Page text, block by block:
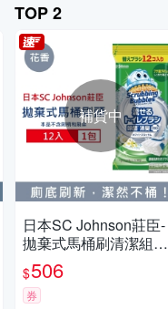
TOP 2
補貨中
日本SC Johnson莊臣-
拋棄式馬桶刷清潔組專
用替換刷頭補充包12入/
包-花香(灰)(本品不含刷
柄和刷架)
$506
券